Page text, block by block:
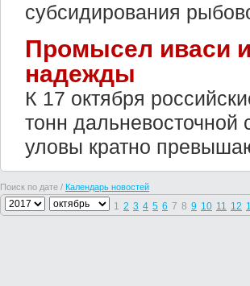
субсидирования
Промысел иваси
надежды
К 17 октября
тонн
уловы кратно
Поиск по дате / Календарь новостей
1 2 3 4 5 6 7 8 9 10 11 12